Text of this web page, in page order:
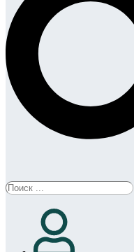
Search